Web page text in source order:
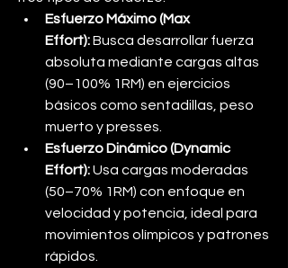
Esfuerzo Máximo (Max
Effort): Busca desarrollar fuerza
absoluta mediante cargas altas
(90–100% 1RM) en ejercicios
básicos como sentadillas, peso
muerto y presses.
Esfuerzo Dinámico (Dynamic
Effort): Usa cargas moderadas
(50–70% 1RM) con enfoque en
velocidad y potencia, ideal para
movimientos olímpicos y patrones
rápidos.